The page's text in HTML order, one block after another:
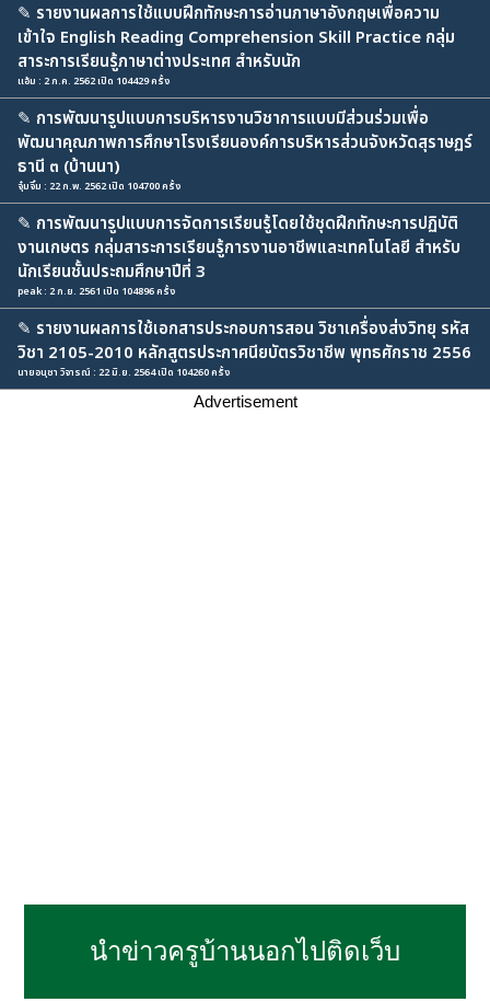
✎ รายงานผลการใช้แบบฝึกทักษะการอ่านภาษาอังกฤษเพื่อความ
เข้าใจ English Reading Comprehension Skill Practice กลุ่ม
สาระการเรียนรู้ภาษาต่างประเทศ สำหรับนัก
แอ้ม : 2 ก.ค. 2562 เปิด 104429 ครั้ง
✎ การพัฒนารูปแบบการบริหารงานวิชาการแบบมีส่วนร่วมเพื่อ
พัฒนาคุณภาพการศึกษาโรงเรียนองค์การบริหารส่วนจังหวัดสุราษฏร์
ธานี ๓ (บ้านนา)
จุ๋มจิ๋ม : 22 ก.พ. 2562 เปิด 104700 ครั้ง
✎ การพัฒนารูปแบบการจัดการเรียนรู้โดยใช้ชุดฝึกทักษะการปฏิบัติ
งานเกษตร กลุ่มสาระการเรียนรู้การงานอาชีพและเทคโนโลยี สำหรับ
นักเรียนชั้นประถมศึกษาปีที่ 3
peak : 2 ก.ย. 2561 เปิด 104896 ครั้ง
✎ รายงานผลการใช้เอกสารประกอบการสอน วิชาเครื่องส่งวิทยุ รหัส
วิชา 2105-2010 หลักสูตรประกาศนียบัตรวิชาชีพ พุทธศักราช 2556
นายอนุชา วิจารณ์ : 22 มิ.ย. 2564 เปิด 104260 ครั้ง
Advertisement
นำข่าวครูบ้านนอกไปติดเว็บ